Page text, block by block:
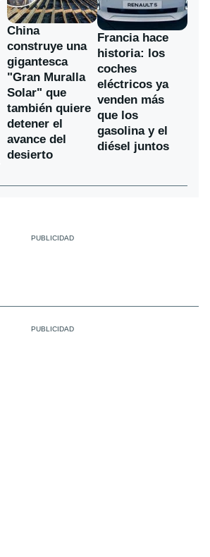
China
construye una
gigantesca
"Gran Muralla
Solar" que
también quiere
detener el
avance del
desierto
Francia hace
historia: los
coches
eléctricos ya
venden más
que los
gasolina y el
diésel juntos